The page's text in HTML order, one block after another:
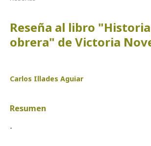
Reseña al libro
obrera" de Victoria
Carlos Illades Aguiar
Resumen
-